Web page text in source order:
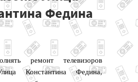
Федина
ремонт телевизоров
Константина Федина,